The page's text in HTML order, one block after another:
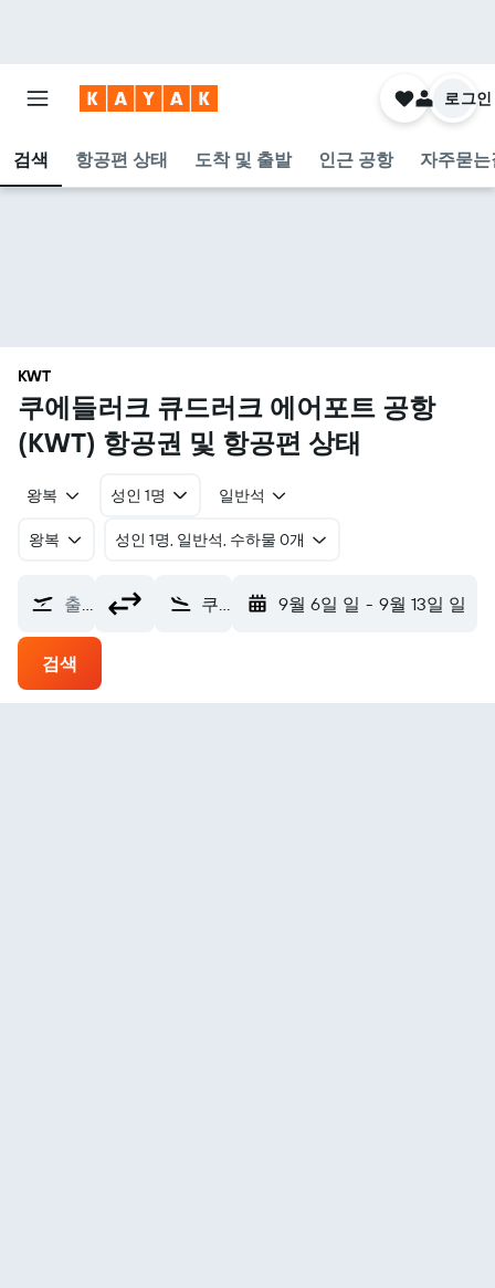
검색 항공편 상태 도착 및 출발 인근 공항 자주묻
로그인
KWT
쿠에들러크 큐드러크 에어포트 공항
(KWT) 항공권 및 항공편 상태
왕복 성인 1명 일반석
왕복 ​성인 1명, 일반석, 수하물 0개
출발지 쿠에들러크 큐드러크 에어포트 (KWT) 9월 6일 일 - 9월 13일 일
검색